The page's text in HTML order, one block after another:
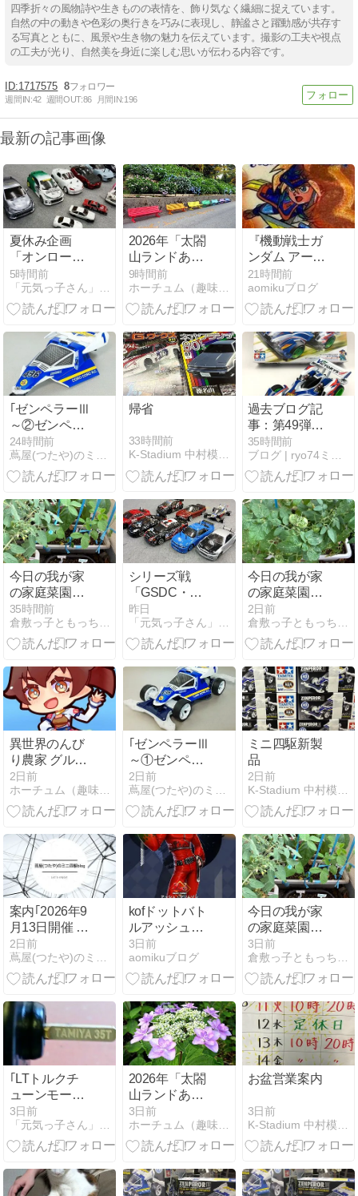
四季折々の風物詩や生きものの表情を、飾り気なく繊細に捉えています。
自然の中の動きや色彩の奥行きを巧みに表現し、静謐さと躍動感が共存す
る写真とともに、風景や生き物の魅力を伝えています。撮影の工夫や視点
の工夫が光り、自然美を身近に楽しむ思いが伝わる内容です。
1717575 8
週間IN:42 週間OUT:86 月間IN:196
最新の記事画像
夏休み企画
「オンロード
ラジコン走行
会」開催報告
5時間前
2026年「太閤
山ランドあじ
さい祭り」あ
たり4
9時間前
『機動戦士ガ
ンダム アーセ
ナルコマンダ
ー』が発表。
人気アーケー
ーセナルベー
ス』の続編で
2027年2月下
旬稼働開始
21時間前
aomikuブログ
｢ゼンペラーⅢ
～②ゼンペラ
ーⅢポリカボ
ディとフィル
ムステッカー
24時間前
蔦屋(つたや)のミニ四駆blog
帰省
33時間前
K-Stadium 中村模型店 OGT日記
過去ブログ記
事：第49弾
【完成ギャラ
リー編】ビー
トマグナム～
35時間前
ブログ | ryo74ミニ四駆モデリング
今日の我が家
の家庭菜園
（令和8年8月
9日日曜日 友
引 晴天）
35時間前
倉敷っ子ともっちの日常・或いは平穏な日々等
シリーズ戦
「GSDC・
2026 第5戦／
第6戦」開催
報告です
昨日
「元気っ子さん」(ミニ四駆コース常設店)公式ブログ
今日の我が家
の家庭菜園
（令和8年8月
8日土曜日 先
勝 晴天☀）
2日前
倉敷っ子ともっちの日常・或いは平穏な日々等
異世界のんび
り農家 グルー
ワルド
2日前
ホーチュム（趣味日記）
｢ゼンペラーⅢ
～①ゼンペラ
ーⅢについて
～｣
2日前
蔦屋(つたや)のミニ四駆blog
ミニ四駆新製
品
2日前
K-Stadium 中村模型店 OGT日記
案内｢2026年9
月13日開催 ミ
ニ四駆ジャパ
ンカップ2026
岡山大会の申
しました｣
2日前
蔦屋(つたや)のミニ四駆blog
kofドットバト
ルアッシュク
リムゾン当た
りましたガチ
ャ無課金攻略
3日前
aomikuブログ
今日の我が家
の家庭菜園
（令和8年8月
7日金曜日 赤
口 晴天）
3日前
倉敷っ子ともっちの日常・或いは平穏な日々等
｢LTトルクチ
ューンモータ
ー(35T)｣走行
テスト
3日前
「元気っ子さん」(ミニ四駆コース常設店)公式ブログ
2026年「太閤
山ランドあじ
さい祭り」あ
たり3
3日前
ホーチュム（趣味日記）
お盆営業案内
3日前